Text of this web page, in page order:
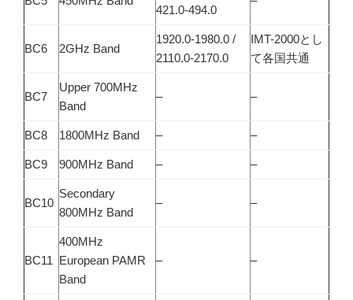
421.0-494.0
BC6 2GHz Band
1920.0-1980.0 /
2110.0-2170.0
IMT-2000とし
て各国共通
BC7
Upper 700MHz
Band
– –
BC8 1800MHz Band – –
BC9 900MHz Band – –
BC10
Secondary
800MHz Band
– –
BC11
400MHz
European PAMR
Band
– –